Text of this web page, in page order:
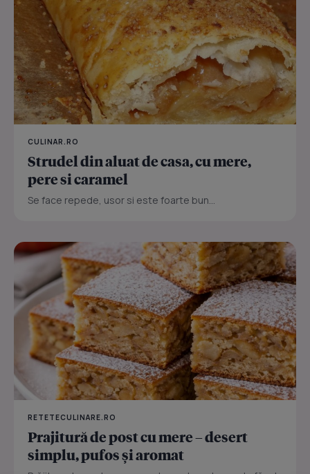
CULINAR.RO
Strudel din aluat de casa, cu mere,
pere si caramel
Se face repede, usor si este foarte bun...
RETETECULINARE.RO
Prajitură de post cu mere – desert
simplu, pufos și aromat